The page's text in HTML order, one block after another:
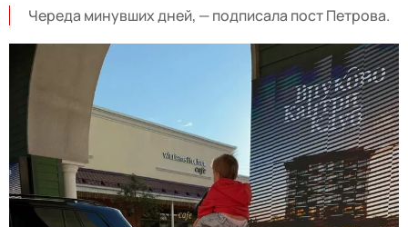
Череда минувших дней, — подписала пост Петрова.